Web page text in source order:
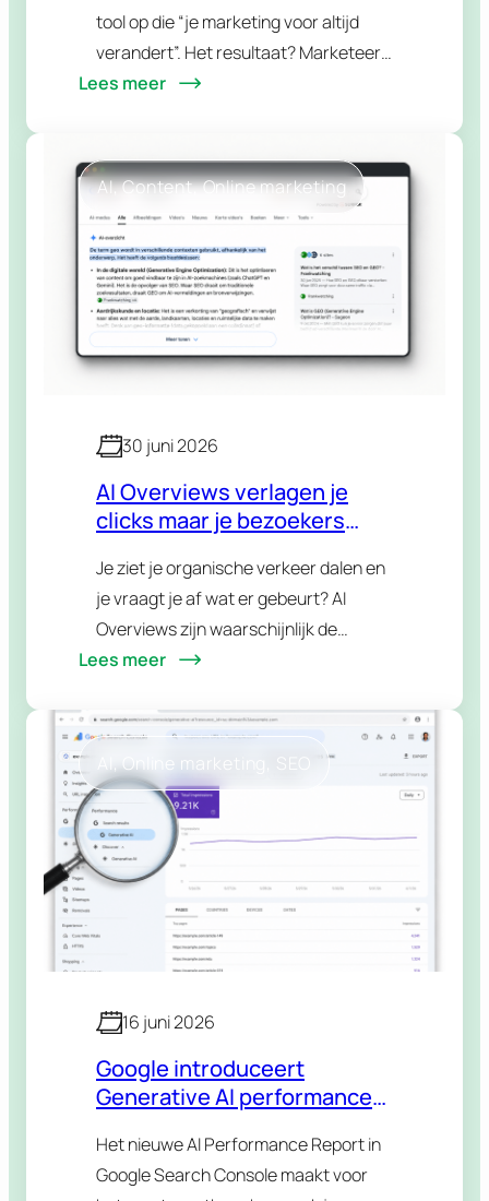
tool op die “je marketing voor altijd
verandert”. Het resultaat? Marketeers
die betalen voor vijf abonnementen, er
Lees meer
AI, Content, Online marketing
30 juni 2026
AI Overviews verlagen je
clicks maar je bezoekers
Je ziet je organische verkeer dalen en
je vraagt je af wat er gebeurt? AI
Overviews zijn waarschijnlijk de
boosdoener. Google plaatst een AI-
zoekresultaten en je bezoeker hoeft…
Lees meer
AI , Online marketing
16 juni 2026
Google introduceert
Generative AI performance
zo meet je eindelijk je AI-
zichtbaarheid
Het nieuwe AI Performance Report in
Google Search Console maakt voor